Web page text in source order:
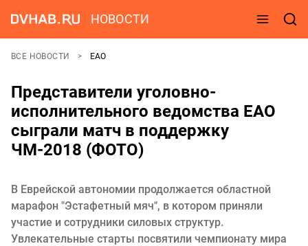
НОВОСТИ
ВСЕ НОВОСТИ ЕАО
Представители уголовно-
исполнительного ведомства ЕАО
сыграли матч в поддержку
ЧМ-2018 (ФОТО)
В Еврейской автономии продолжается областной
марафон "Эстафетный мяч", в котором приняли
участие и сотрудники силовых структур.
Увлекательные старты посвятили чемпионату мира